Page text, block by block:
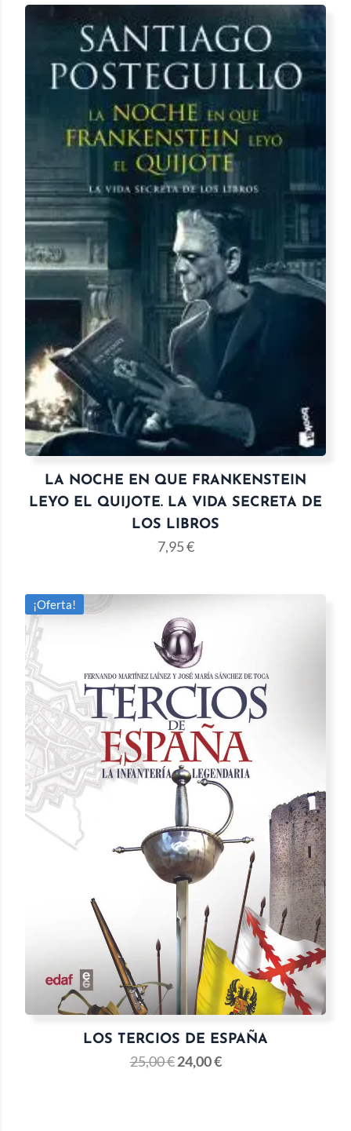
LA NOCHE EN QUE FRANKENSTEIN
LEYO EL QUIJOTE. LA VIDA SECRETA DE
LOS LIBROS
7,95€
¡Oferta!
LOS TERCIOS DE ESPAÑA
25,00€ 24,00€